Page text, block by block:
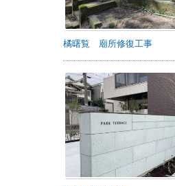
橘曙覧 廟所修復工事